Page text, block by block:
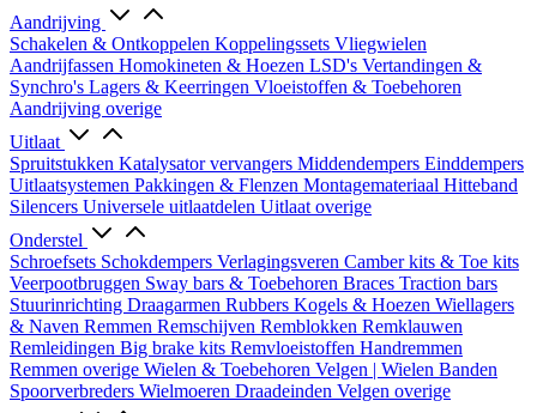
Aandrijving
Schakelen & Ontkoppelen Koppelingssets Vliegwielen
Aandrijfassen Homokineten & Hoezen LSD's Vertandingen &
Synchro's Lagers & Keerringen Vloeistoffen & Toebehoren
Aandrijving overige
Uitlaat
Spruitstukken Katalysator vervangers Middendempers Einddempers
Uitlaatsystemen Pakkingen & Flenzen Montagemateriaal Hitteband
Silencers Universele uitlaatdelen Uitlaat overige
Onderstel
Schroefsets Schokdempers Verlagingsveren Camber kits & Toe kits
Veerpootbruggen Sway bars & Toebehoren Braces Traction bars
Stuurinrichting Draagarmen Rubbers Kogels & Hoezen Wiellagers
& Naven Remmen Remschijven Remblokken Remklauwen
Remleidingen Big brake kits Remvloeistoffen Handremmen
Remmen overige Wielen & Toebehoren Velgen | Wielen Banden
Spoorverbreders Wielmoeren Draadeinden Velgen overige